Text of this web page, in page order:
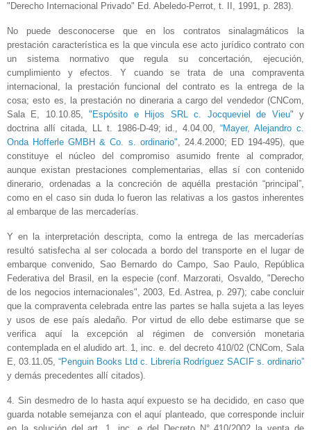
"Derecho Internacional Privado" Ed. Abeledo-Perrot, t. II, 1991, p. 283).
No puede desconocerse que en los contratos sinalagmáticos la
prestación característica es la que vincula ese acto jurídico contrato con
un sistema normativo que regula su concertación, ejecución,
cumplimiento y efectos. Y cuando se trata de una compraventa
internacional, la prestación funcional del contrato es la entrega de la
cosa; esto es, la prestación no dineraria a cargo del vendedor (CNCom,
Sala E, 10.10.85,"Espósito e Hijos SRL c. Jocqueviel de Vieu" y
doctrina allí citada, LL t. 1986-D-49; id., 4.04.00,“Mayer, Alejandro c.
Onda Hofferle GMBH & Co. s. ordinario" , 24.4.2000; ED 194-495), que
constituye el núcleo del compromiso asumido frente al comprador,
aunque existan prestaciones complementarias, ellas sí con contenido
dinerario, ordenadas a la concreción de aquélla prestación “principal”,
como en el caso sin duda lo fueron las relativas a los gastos inherentes
al embarque de las mercaderías.
Y en la interpretación descripta, como la entrega de las mercaderías
resultó satisfecha al ser colocada a bordo del transporte en el lugar de
embarque convenido, Sao Bernardo do Campo, Sao Paulo, República
Federativa del Brasil, en la especie (conf. Marzorati, Osvaldo, "Derecho
de los negocios internacionales", 2003, Ed. Astrea, p. 297); cabe concluir
que la compraventa celebrada entre las partes se halla sujeta a las leyes
y usos de ese país aledaño. Por virtud de ello debe estimarse que se
verifica aquí la excepción al régimen de conversión monetaria
contemplada en el aludido art. 1, inc. e. del decreto 410/02 (CNCom, Sala
E, 03.11.05, “Penguin Books Ltd c. Librería Rodríguez SACIF s. ordinario”
y demás precedentes allí citados).
4. Sin desmedro de lo hasta aquí expuesto se ha decidido, en caso que
guarda notable semejanza con el aquí planteado, que corresponde incluir
en la solución del art. 1, inc. e del Decreto N° 410/2002 la venta de